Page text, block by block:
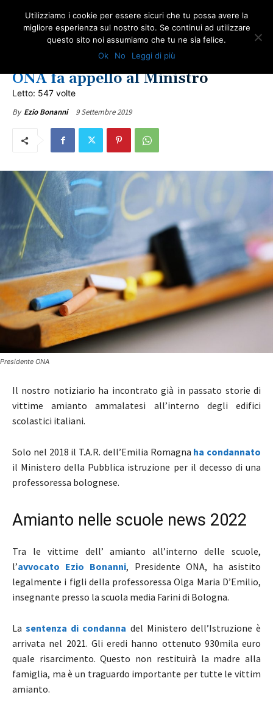
NEWS AMIANTO
Amianto nelle scuole: Presidente
ONA fa appello al Ministro
Letto: 547 volte
By Ezio Bonanni 9 Settembre 2019
Presidente ONA
Il nostro notiziario ha incontrato già in passato storie di
vittime amianto ammalatesi all’interno degli edifici
scolastici italiani.
Solo nel 2018 il T.A.R. dell’Emilia Romagna ha condannato
il Ministero della Pubblica istruzione per il decesso di una
professoressa bolognese.
Amianto nelle scuole news 2022
Tra le vittime dell’ amianto all’interno delle scuole,
l’avvocato Ezio Bonanni, Presidente ONA, ha asistito
legalmente i figli della professoressaOlga Maria D’Emilio,
insegnante presso la scuola media Farini di Bologna.
Lasentenza di condanna del Ministero dell’Istruzione è
arrivata nel 2021. Gli eredi hanno ottenuto 930mila euro
quale risarcimento. Questo non restituirà la madre alla
famiglia, ma è un traguardo importante per tutte le vittim
amianto.
Utilizziamo i cookie per essere sicuri che tu possa avere la
migliore esperienza sul nostro sito. Se continui ad utilizzare
questo sito noi assumiamo che tu ne sia felice.
Ok
No Leggi di più